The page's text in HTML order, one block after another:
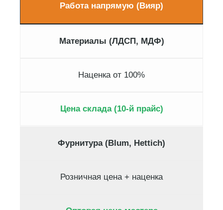
Работа напрямую (Вияр)
Материалы (ЛДСП, МДФ)
Наценка от 100%
Цена склада (10-й прайс)
Фурнитура (Blum, Hettich)
Розничная цена + наценка